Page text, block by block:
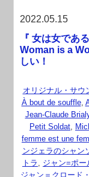
2022.05.15
『 女は女であ
Woman is a
しい！
オリジナル・サウ
À bout de souffle,
Jean-Claude
Petit Soldat,
femme est une
ンジェラのシャン
トラ , ジャン=ポー
ジャン＝クロード